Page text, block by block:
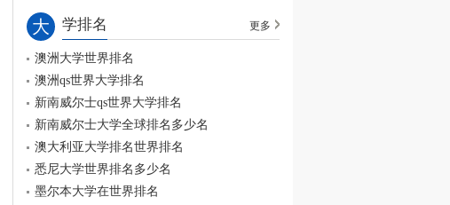
大 学排名 更多
澳洲大学世界排名
澳洲qs世界大学排名
新南威尔士qs世界大学排名
新南威尔士大学全球排名多少名
澳大利亚大学排名世界排名
悉尼大学世界排名多少名
墨尔本大学在世界排名